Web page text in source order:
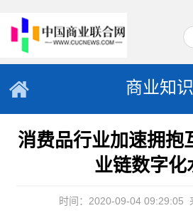
商业知识
消费品行业加速拥抱
业链数字化
时间：2020-09-04 09:29:05